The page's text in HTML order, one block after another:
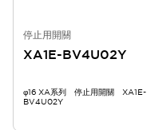
停止用開關
XA1E-BV4U02Y
φ16 XA系列 停止用開關 XA1E-
BV4U02Y